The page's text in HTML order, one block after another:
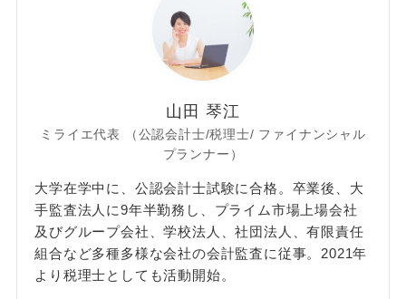
山田 琴江
ミライエ代表 （公認会計士/税理士/ ファイナンシャル
プランナー）
大学在学中に、公認会計士試験に合格。卒業後、大
手監査法人に9年半勤務し、プライム市場上場会社
及びグループ会社、学校法人、社団法人、有限責任
組合など多種多様な会社の会計監査に従事。2021年
より税理士としても活動開始。